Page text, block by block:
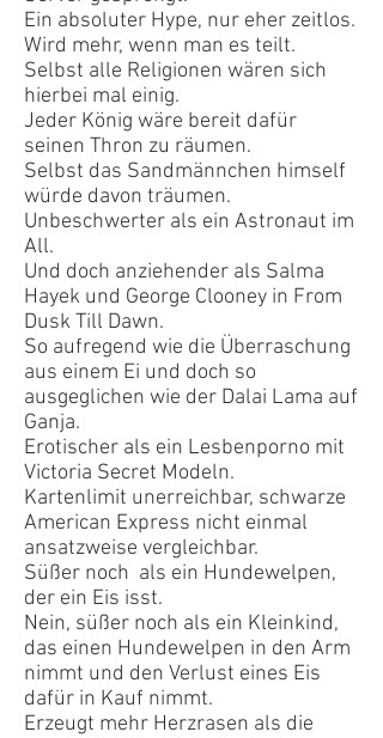
Ein absoluter Hype, nur eher zeitlos.
Wird mehr, wenn man es teilt.
Selbst alle Religionen wären sich
hierbei mal einig.
Jeder König wäre bereit dafür
seinen Thron zu räumen.
Selbst das Sandmännchen himself
würde davon träumen.
Unbeschwerter als ein Astronaut im
All.
Und doch anziehender als Salma
Hayek und George Clooney in From
Dusk Till Dawn.
So aufregend wie die Überraschung
aus einem Ei und doch so
ausgeglichen wie der Dalai Lama auf
Ganja.
Erotischer als ein Lesbenporno mit
Victoria Secret Modeln.
Kartenlimit unerreichbar, schwarze
American Express nicht einmal
ansatzweise vergleichbar.
Süßer noch als ein Hundewelpen,
der ein Eis isst.
Nein, süßer noch als ein Kleinkind,
das einen Hundewelpen in den Arm
nimmt und den Verlust eines Eis
dafür in Kauf nimmt.
Erzeugt mehr Herzrasen als die